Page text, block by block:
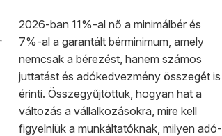
2026-ban 11%-al nő a minimálbér és
7%-al a garantált bérminimum, amely
nemcsak a bérezést, hanem számos
juttatást és adókedvezmény összegét is
érinti. Összegyűjtöttük, hogyan hat a
változás a vállalkozásokra, mire kell
figyelniük a munkáltatóknak, milyen adó-